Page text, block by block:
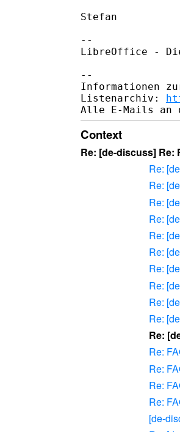
Stefan
--
LibreOffice -
--
Informationen
Listenarchiv:
Context
Re: [de-discuss] Re:
Re:
Re:
Re:
Re:
Re:
Re:
Re:
Re:
Re:
Re:
Re:
Re:
Re:
Re:
Re:
[de-